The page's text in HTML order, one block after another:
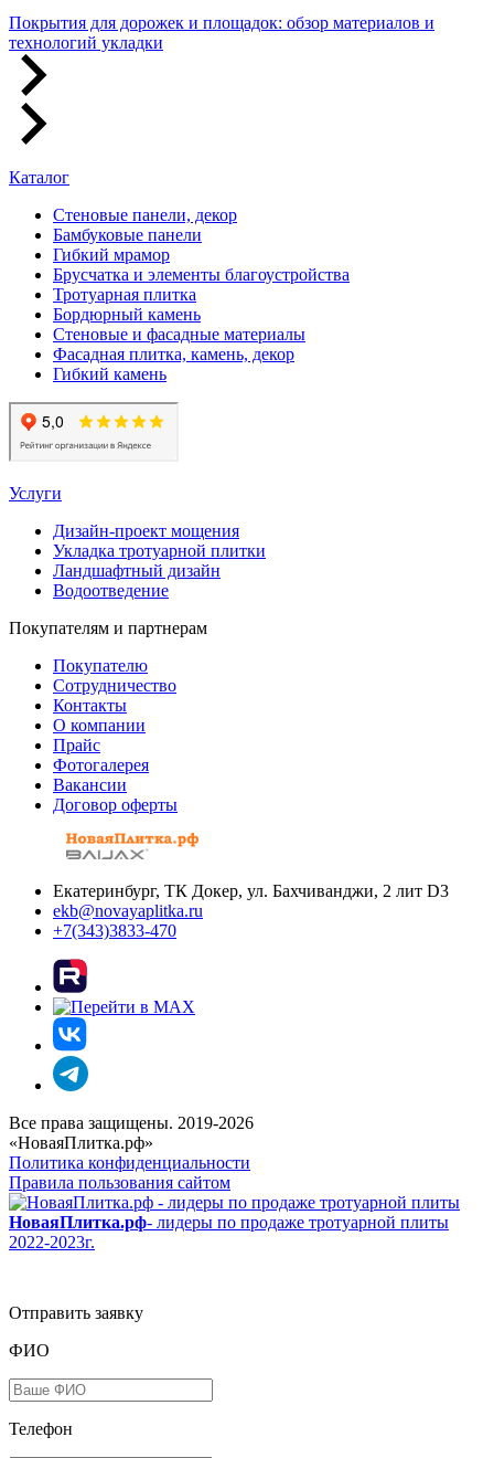
Покрытия для дорожек и площадок: обзор материалов и
технологий укладки
Каталог
Стеновые панели, декор
Бамбуковые панели
Гибкий мрамор
Брусчатка и элементы благоустройства
Тротуарная плитка
Бордюрный камень
Стеновые и фасадные материалы
Фасадная плитка, камень, декор
Гибкий камень
Услуги
Дизайн-проект мощения
Укладка тротуарной плитки
Ландшафтный дизайн
Водоотведение
Покупателям и партнерам
Покупателю
Сотрудничество
Контакты
О компании
Прайс
Фотогалерея
Вакансии
Договор оферты
Екатеринбург, ТК Докер, ул. Бахчиванджи, 2 лит D3
ekb@novayaplitka.ru
+7(343)3833-470
Все права защищены. 2019-2026
«НоваяПлитка.рф»
Политика конфиденциальности
Правила пользования сайтом
НоваяПлитка.рф- лидеры по продаже тротуарной плиты
2022-2023г.
Отправить заявку
ФИО
Телефон